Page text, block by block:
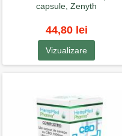
capsule, Zenyth
44,80 lei
Vizualizare